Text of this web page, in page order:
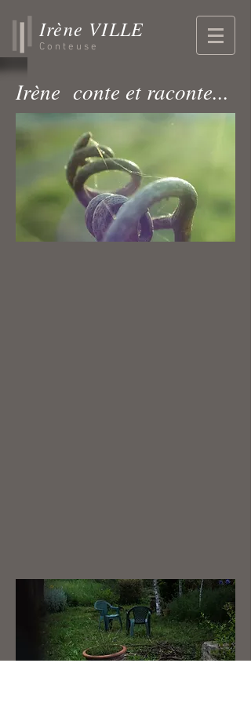
Irène VILLE
Conteuse
Irène conte et raconte...